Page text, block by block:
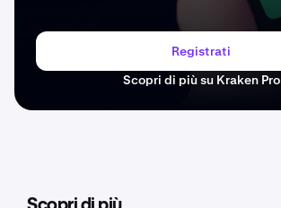
Registrati
Scopri di più su Kraken Pro